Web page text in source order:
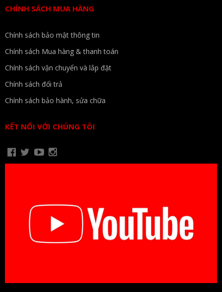
CHÍNH SÁCH MUA HÀNG
Chính sách bảo mật thông tin
Chính sách Mua hàng & thanh toán
Chính sách vận chuyển và lắp đặt
Chính sách đổi trả
Chính sách bảo hành, sửa chữa
KẾT NỐI VỚI CHÚNG TÔI